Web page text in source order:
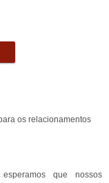
os relacionamentos
que nossos